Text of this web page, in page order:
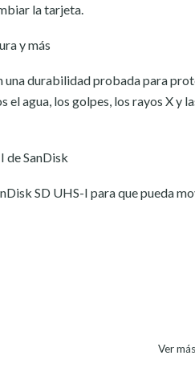
la tarjeta.
y más
durabilidad probada para
el agua, los golpes, los rayos X y
de SanDisk
SD UHS-I para que pueda
Ver